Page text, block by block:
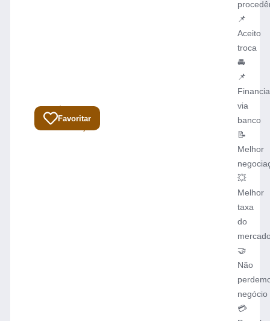
Favoritar
Total:
R$
64.900,00
📌
Aceito
troca
🚘
📌
via
banco
📝
Melhor
💥
Melhor
taxa
do
🤝
Não
negócio
💳